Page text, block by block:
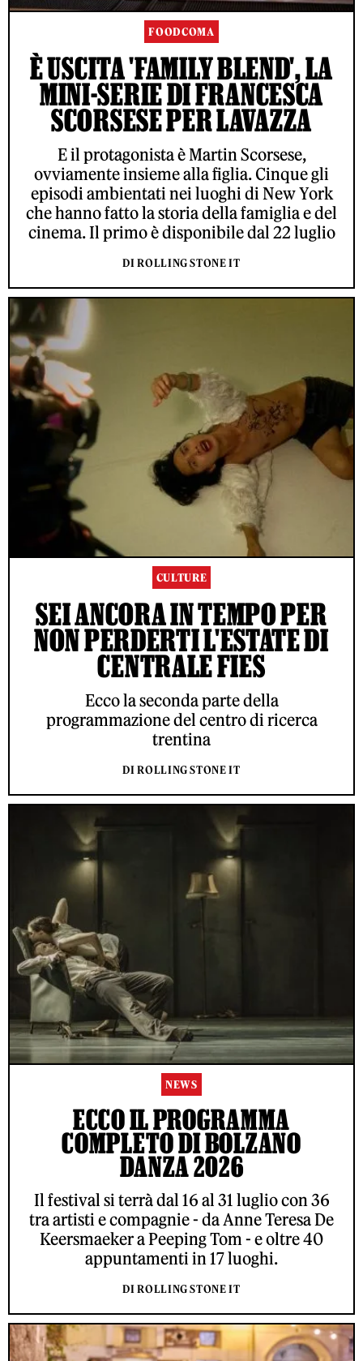
FOODCOMA
È USCITA 'FAMILY BLEND', LA
MINI-SERIE DI FRANCESCA
SCORSESE PER LAVAZZA
E il protagonista è Martin Scorsese,
ovviamente insieme alla figlia. Cinque gli
episodi ambientati nei luoghi di New York
che hanno fatto la storia della famiglia e del
cinema. Il primo è disponibile dal 22 luglio
DI ROLLING STONE IT
CULTURE
SEI ANCORA IN TEMPO PER
NON PERDERTI L'ESTATE DI
CENTRALE FIES
Ecco la seconda parte della
programmazione del centro di ricerca
trentina
DI ROLLING STONE IT
NEWS
ECCO IL PROGRAMMA
COMPLETO DI BOLZANO
DANZA 2026
Il festival si terrà dal 16 al 31 luglio con 36
tra artisti e compagnie - da Anne Teresa De
Keersmaeker a Peeping Tom - e oltre 40
appuntamenti in 17 luoghi.
DI ROLLING STONE IT